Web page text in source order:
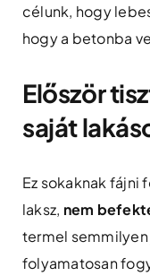
célunk, hogy
hogy a betonba
Először
saját
Ez sokaknak fájni
laksz, nem
termel
folyamatosan